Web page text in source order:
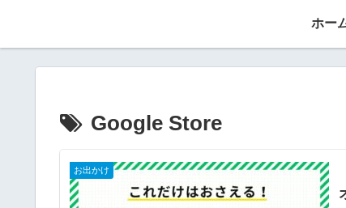
ホー
Google Store
お出かけ